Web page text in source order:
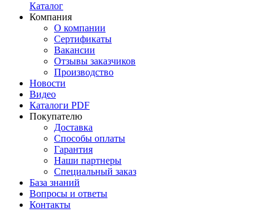
Каталог
Компания
О компании
Сертификаты
Вакансии
Отзывы заказчиков
Производство
Новости
Видео
Каталоги PDF
Покупателю
Доставка
Способы оплаты
Гарантия
Наши партнеры
Специальный заказ
База знаний
Вопросы и ответы
Контакты